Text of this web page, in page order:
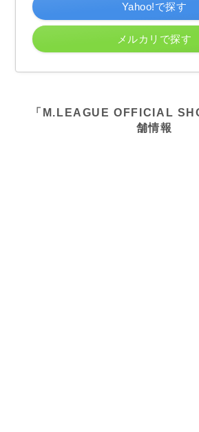
Yahoo!で探す
メルカリで探す
「M.LEAGUE OFFICIAL
舗情報